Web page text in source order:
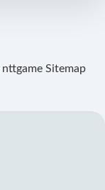
nttgame Sitemap